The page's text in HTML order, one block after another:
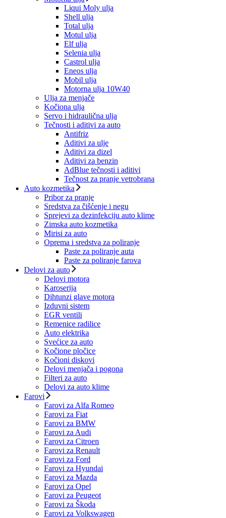
Liqui Moly ulja
Shell ulja
Total ulja
Motul ulja
Elf ulja
Selenia ulja
Castrol ulja
Eneos ulja
Mobil ulja
Motorna ulja 10W40
Ulja za menjače
Kočiona ulja
Servo i hidraulična ulja
Tečnosti i aditivi za auto
Antifriz
Aditivi za ulje
Aditivi za dizel
Aditivi za benzin
AdBlue tečnosti i aditivi
Tečnost za pranje vetrobrana
Auto kozmetika
Pribor za pranje
Sredstva za čišćenje i negu
Sprejevi za dezinfekciju auto klime
Zimska auto kozmetika
Mirisi za auto
Oprema i sredstva za poliranje
Paste za poliranje auta
Paste za poliranje farova
Delovi za auto
Delovi motora
Karoserija
Dihtunzi glave motora
Izduvni sistem
EGR ventili
Remenice radilice
Auto elektrika
Svećice za auto
Kočione pločice
Kočioni diskovi
Delovi menjača i pogona
Filteri za auto
Delovi za auto klime
Farovi
Farovi za Alfa Romeo
Farovi za Fiat
Farovi za BMW
Farovi za Audi
Farovi za Citroen
Farovi za Renault
Farovi za Ford
Farovi za Hyundai
Farovi za Mazda
Farovi za Opel
Farovi za Peugeot
Farovi za Škoda
Farovi za Volkswagen